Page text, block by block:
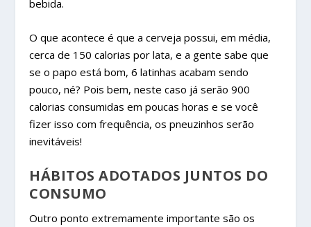
bebida.
O que acontece é que a cerveja possui, em média,
cerca de 150 calorias por lata, e a gente sabe que
se o papo está bom, 6 latinhas acabam sendo
pouco, né? Pois bem, neste caso já serão 900
calorias consumidas em poucas horas e se você
fizer isso com frequência, os pneuzinhos serão
inevitáveis!
HÁBITOS ADOTADOS JUNTOS DO
CONSUMO
Outro ponto extremamente importante são os